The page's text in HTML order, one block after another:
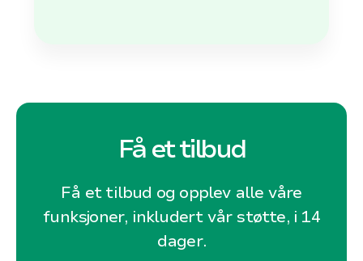
Få et tilbud
Få et tilbud og opplev alle våre
funksjoner, inkludert vår støtte, i 14
dager.